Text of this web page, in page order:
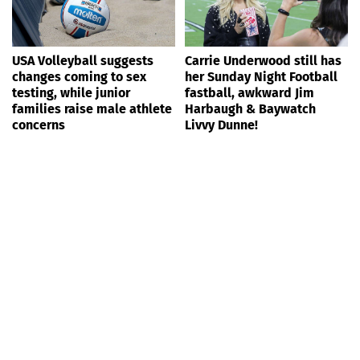
USA Volleyball suggests
changes coming to sex
testing, while junior
families raise male athlete
concerns
Carrie Underwood still has
her Sunday Night Football
fastball, awkward Jim
Harbaugh & Baywatch
Livvy Dunne!